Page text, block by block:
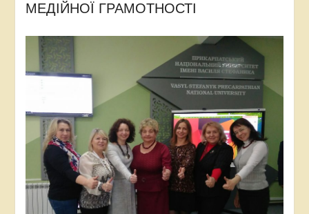
МЕДІЙНОЇ ГРАМОТНОСТІ